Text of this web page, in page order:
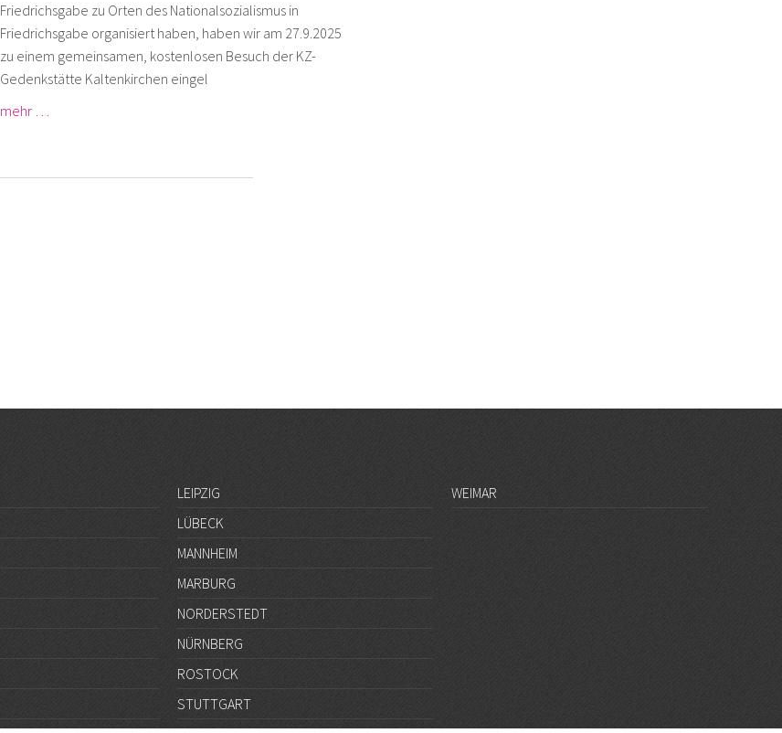
Friedrichsgabe zu Orten des Nationalsozialismus in
Friedrichsgabe organisiert haben, haben wir am 27.9.2025
zu einem gemeinsamen, kostenlosen Besuch der KZ-
Gedenkstätte Kaltenkirchen eingel
mehr …
LEIPZIG
LÜBECK
MANNHEIM
MARBURG
NORDERSTEDT
NÜRNBERG
ROSTOCK
STUTTGART
WEIMAR